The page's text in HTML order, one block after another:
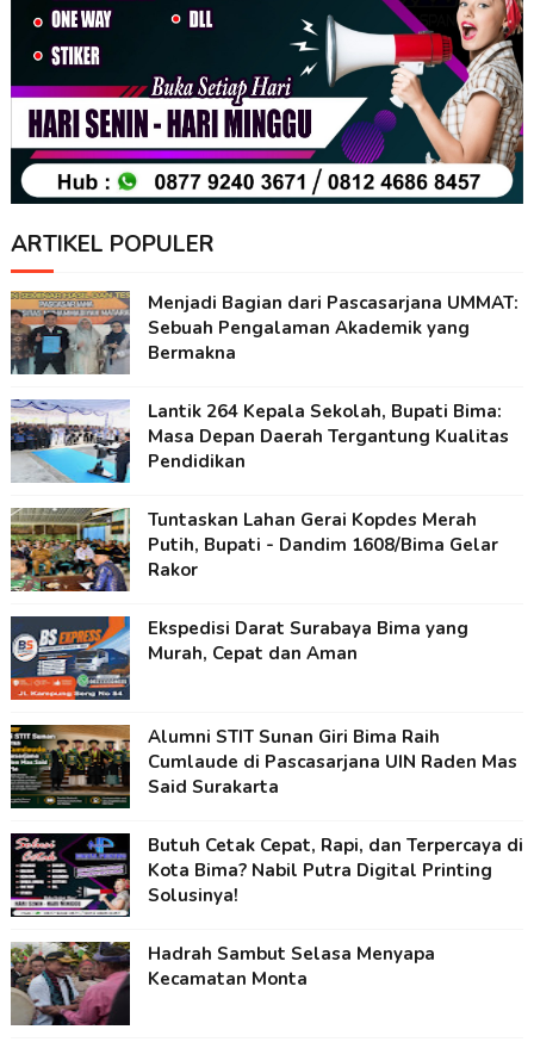
ARTIKEL POPULER
Menjadi Bagian dari Pascasarjana UMMAT:
Sebuah Pengalaman Akademik yang
Bermakna
Lantik 264 Kepala Sekolah, Bupati Bima:
Masa Depan Daerah Tergantung Kualitas
Pendidikan
Tuntaskan Lahan Gerai Kopdes Merah
Putih, Bupati - Dandim 1608/Bima Gelar
Rakor
Ekspedisi Darat Surabaya Bima yang
Murah, Cepat dan Aman
Alumni STIT Sunan Giri Bima Raih
Cumlaude di Pascasarjana UIN Raden Mas
Said Surakarta
Butuh Cetak Cepat, Rapi, dan Terpercaya di
Kota Bima? Nabil Putra Digital Printing
Solusinya!
Hadrah Sambut Selasa Menyapa
Kecamatan Monta